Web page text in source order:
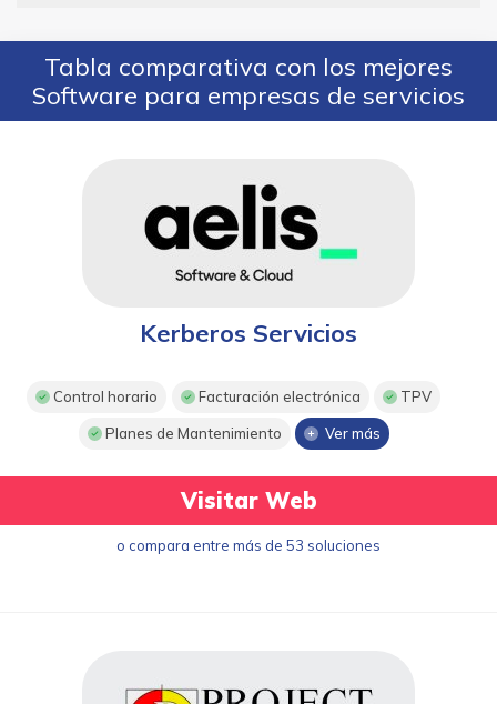
Tabla comparativa con los mejores
Software para empresas de servicios
Kerberos Servicios
Control horario Facturación electrónica TPV
Planes de Mantenimiento Ver más
Visitar Web
o compara entre más de 53 soluciones